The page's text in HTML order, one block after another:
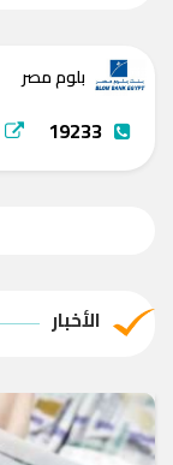
بلوم مصر
19233
الأخبار